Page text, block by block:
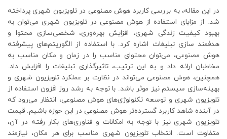
در این مقاله، به بررسی کاربرد هوش مصنوعی در تلویزیون شهری پرداخته
شد. از مزایای استفاده از هوش مصنوعی در تلویزیون شهری می‌توان به
بهبود کیفیت زندگی شهری، افزایش بهره‌وری، شخصی‌سازی محتوا و
هدفمند سازی تبلیغات اشاره کرد. با استفاده از الگوریتم‌های پیشرفته
هوش مصنوعی، می‌توان محتوای مناسب را در زمان و مکان مناسب به
مخاطبان ارائه داد و به این ترتیب، تاثیرگذاری تبلیغات را افزایش داد.
همچنین، هوش مصنوعی می‌تواند در نظارت بر عملکرد تلویزیون شهری و
بهینه‌سازی سیستم نیز موثر باشد. با توجه به رشد روز افزون استفاده از
تلویزیون شهری و توسعه تکنولوژی‌های هوش مصنوعی، انتظار می‌رود که
در آینده شاهد کاربرد گسترده‌تر هوش مصنوعی در این حوزه باشیم. قیمت
تلویزیون شهری نیز با توجه به امکانات و فناوری‌های بکار رفته در آن،
متفاوت است. انتخاب تلویزیون شهری مناسب برای هر مکان، نیازمند